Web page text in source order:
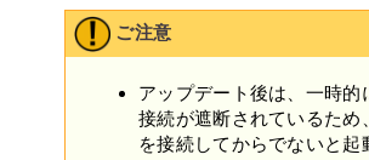
において、違法行為、犯罪行為その
苦情、クレーム、申立を調査し、
機関を含む第三者に開示することが
本情報は、本目的の遂行のために、
ご注意
アップデート後は、一時的
接続が遮断されているため
を接続してからでないと起